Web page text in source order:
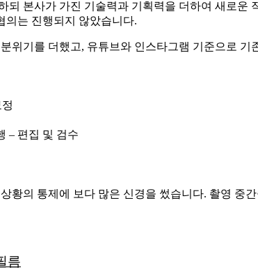
되 본사가 가진 기술력과 기획력을 더하여 새로
의는 진행되지 않았습니다.
위기를 더했고, 유튜브와 인스타그램 기준으로 기
– 편집 및 검수
황의 통제에 보다 많은 신경을 썼습니다. 촬영
름